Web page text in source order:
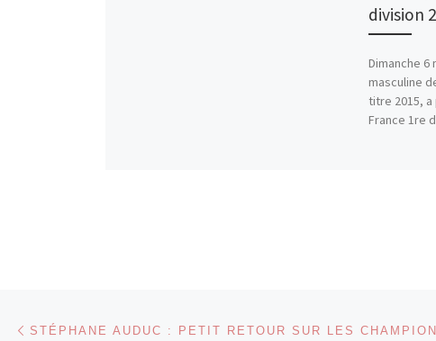
division
Dimanche 6
masculine
titre 2015,
France 1re
Parcourir les articles